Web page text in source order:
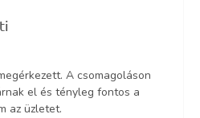
5-ből 5 csillag.
A csomagoláson
el és tényleg fontos a
az üzletet.